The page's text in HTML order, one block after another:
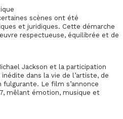
scènes ont été
et juridiques. Cette démarche
respectueuse, équilibrée et de
Jackson et la participation
dans la vie de l’artiste, de
fulgurante. Le film s’annonce
mêlant émotion, musique et